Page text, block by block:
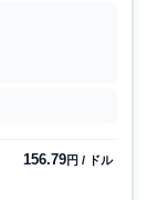
156.79円 / ドル